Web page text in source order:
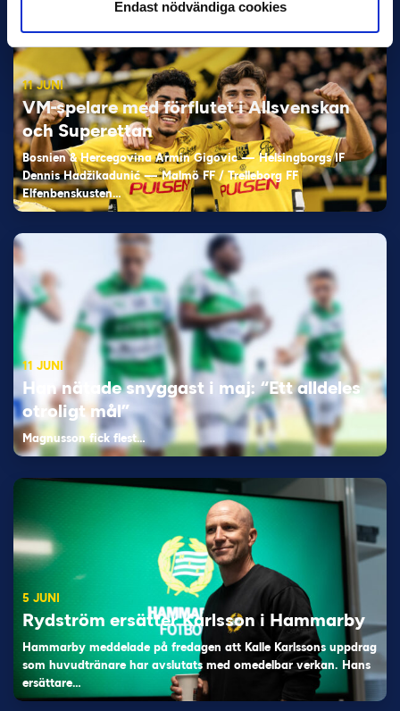
Endast nödvändiga cookies
11 JUNI
VM-spelare med förflutet i Allsvenskan
och Superettan
Bosnien & Hercegovina Armin Gigovic — Helsingborgs IF
Dennis Hadžikadunić — Malmö FF / Trelleborg FF
Elfenbenskusten…
11 JUNI
Han nätade snyggast i maj: “Ett alldeles
otroligt mål”
Magnusson fick flest…
5 JUNI
Rydström ersätter Karlsson i Hammarby
Hammarby meddelade på fredagen att Kalle Karlssons uppdrag
som huvudtränare har avslutats med omedelbar verkan. Hans
ersättare…